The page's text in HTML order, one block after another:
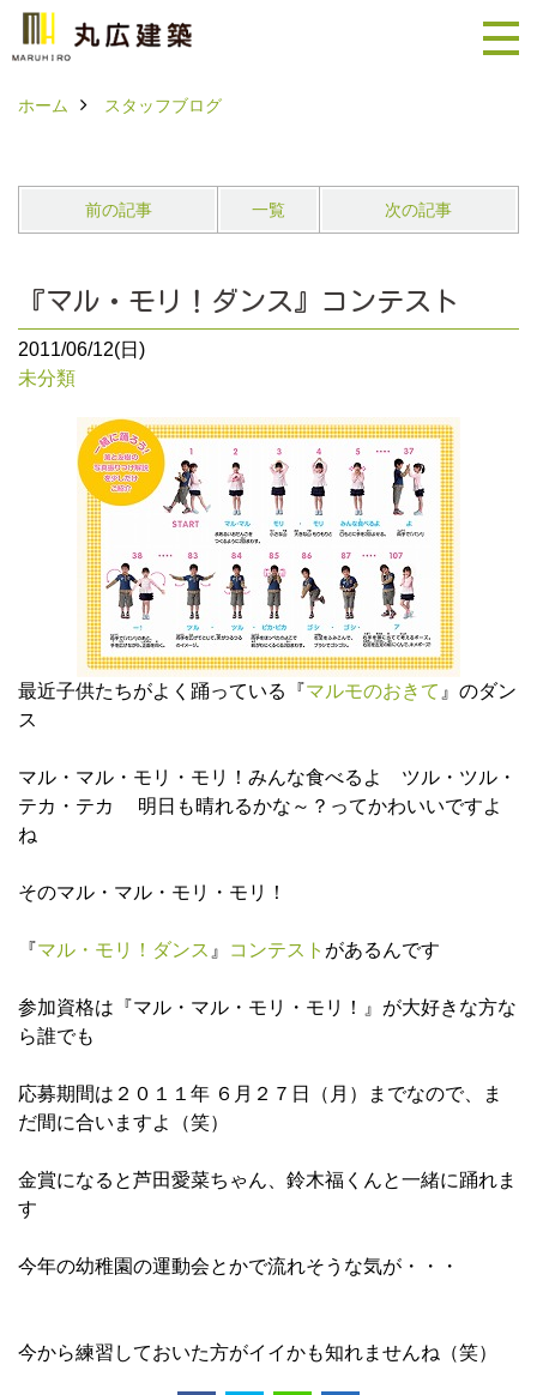
ホーム スタッフブログ
前の記事 一覧 次の記事
『マル・モリ！ダンス』コンテスト
2011/06/12(日)
未分類
最近子供たちがよく踊っている『マルモのおきて 』のダン
ス
マル・マル・モリ・モリ！みんな食べるよ ツル・ツル・
テカ・テカ 明日も晴れるかな～？ってかわいいですよ
ね
そのマル・マル・モリ・モリ！
『マル・モリ！ダンス 』 コンテスト があるんです
参加資格は『マル・マル・モリ・モリ！』が大好きな方な
ら誰でも
応募期間は２０１１年 ６月２７日（月）までなので、ま
だ間に合いますよ（笑）
金賞になると芦田愛菜ちゃん、鈴木福くんと一緒に踊れま
す
今年の幼稚園の運動会とかで流れそうな気が・・・
今から練習しておいた方がイイかも知れませんね（笑）